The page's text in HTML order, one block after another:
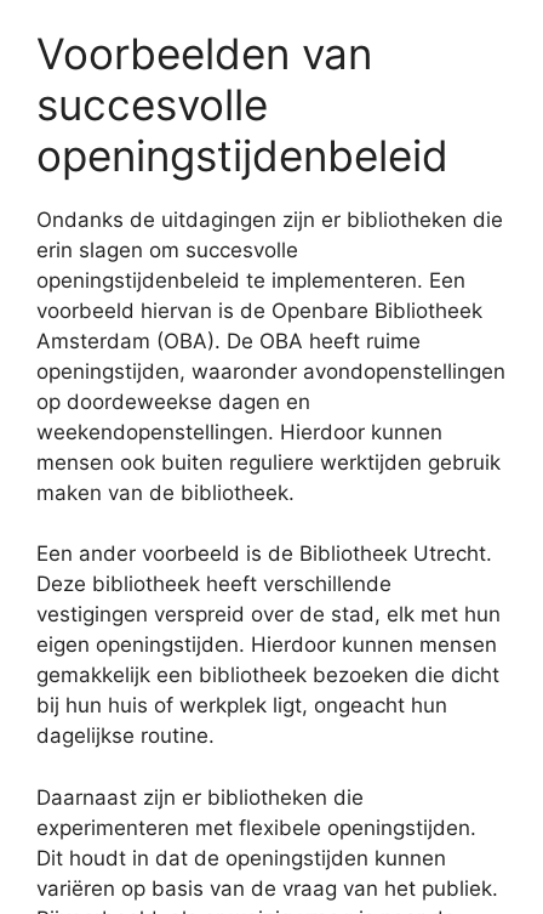
Voorbeelden van
succesvolle
openingstijdenbeleid
Ondanks de uitdagingen zijn er bibliotheken die
erin slagen om succesvolle
openingstijdenbeleid te implementeren. Een
voorbeeld hiervan is de Openbare Bibliotheek
Amsterdam (OBA). De OBA heeft ruime
openingstijden, waaronder avondopenstellingen
op doordeweekse dagen en
weekendopenstellingen. Hierdoor kunnen
mensen ook buiten reguliere werktijden gebruik
maken van de bibliotheek.
Een ander voorbeeld is de Bibliotheek Utrecht.
Deze bibliotheek heeft verschillende
vestigingen verspreid over de stad, elk met hun
eigen openingstijden. Hierdoor kunnen mensen
gemakkelijk een bibliotheek bezoeken die dicht
bij hun huis of werkplek ligt, ongeacht hun
dagelijkse routine.
Daarnaast zijn er bibliotheken die
experimenteren met flexibele openingstijden.
Dit houdt in dat de openingstijden kunnen
variëren op basis van de vraag van het publiek.